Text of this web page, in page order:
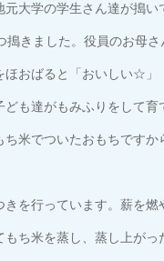
大学の学生さん達が搗い
搗きました。役員のお母さ
ほおばると「おいしい☆」
も達がもみふりをして育
米でついたおもちですか
を行っています。薪を燃
ち米を蒸し、蒸し上がっ